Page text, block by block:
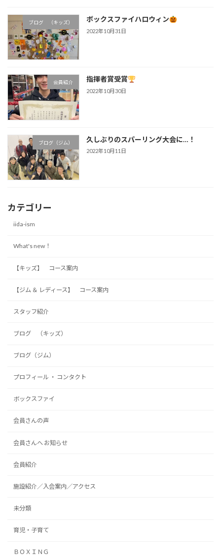
ブログ （キッズ） ボックスファイハロウィン
2022年10月31日
会員紹介 指揮者賞受賞
2022年10月30日
ブログ（ジム） 久しぶりのスパーリング大会に…！
2022年10月11日
カテゴリー
iida-ism
What's new！
【キッズ】 コース案内
【ジム ＆ レディース】 コース案内
スタッフ紹介
ブログ （キッズ）
ブログ（ジム）
プロフィール ・ コンタクト
ボックスファイ
会員さんの声
会員さんへ お知らせ
会員紹介
施設紹介／入会案内／アクセス
未分類
育児・子育て
ＢＯＸＩＮＧ